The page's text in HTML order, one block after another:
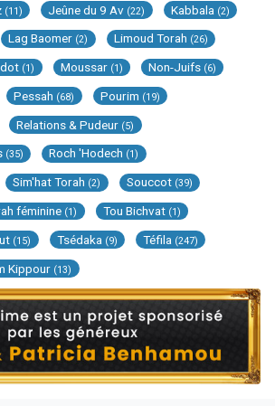
(11) Jeûne du 9 Av (22) Kabbala (2)
Lag Baomer (2) Limoud Torah (26)
(1) Moussar (1) Non-Juifs (6)
Pessah (68) Pourim (19)
Relations & Pudeur (5)
(35) Roch 'Hodech (1)
Sim'hat Torah (2) Souccot (39)
féminine (1) Tou Bichvat (1)
(15) Tsédaka (9) Téfila (247)
Kippour (13)